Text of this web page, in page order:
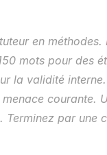
en méthodes.
mots pour des
la validité
courante.
Terminez par une